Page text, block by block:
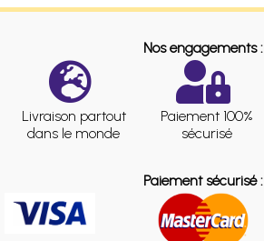
Nos engagements :
Livraison partout
dans le monde
Paiement 100%
sécurisé
Paiement sécurisé :